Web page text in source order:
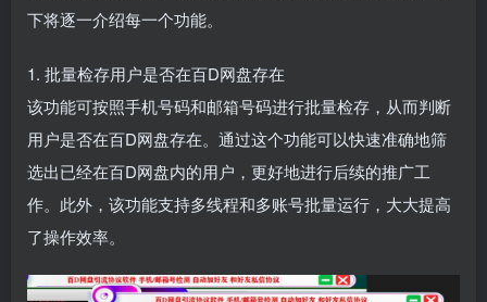
下将逐一介绍每一个功能。
1. 批量检存用户是否在百D网盘存在
该功能可按照手机号码和邮箱号码进行批量检存，从而判断
用户是否在百D网盘存在。通过这个功能可以快速准确地筛
选出已经在百D网盘内的用户，更好地进行后续的推广工
作。此外，该功能支持多线程和多账号批量运行，大大提高
了操作效率。